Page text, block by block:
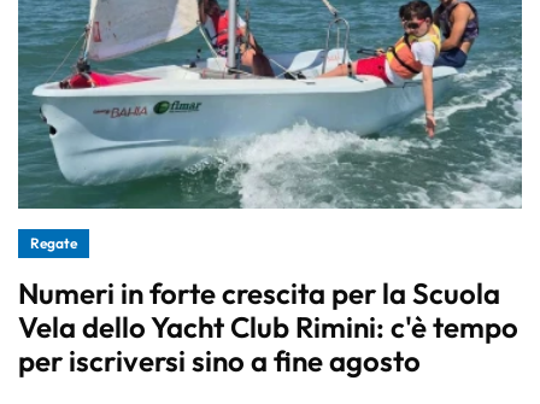
Regate
Numeri in forte crescita per la Scuola
Vela dello Yacht Club Rimini: c'è tempo
per iscriversi sino a fine agosto